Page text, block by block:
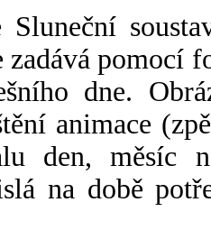
Sluneční
zadává pomocí
dne.
animace
den, měsíc
na době